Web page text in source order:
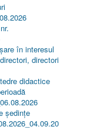
în interesul
directori
didactice
ședințe